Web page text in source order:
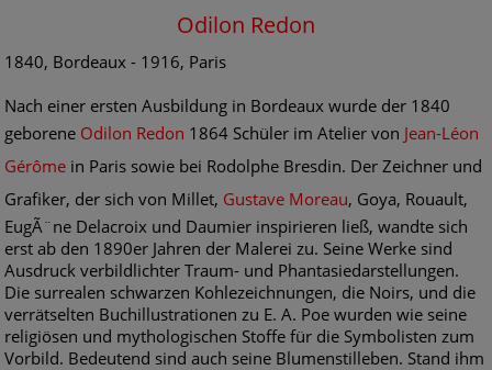
Odilon Redon
1840, Bordeaux - 1916, Paris
Nach einer ersten Ausbildung in Bordeaux wurde der 1840
geborene Odilon Redon 1864 Schüler im Atelier von Jean-Léon
Gérôme in Paris sowie bei Rodolphe Bresdin. Der Zeichner und
Grafiker, der sich von Millet, Gustave Moreau, Goya, Rouault,
EugÃ¨ne Delacroix und Daumier inspirieren ließ, wandte sich
erst ab den 1890er Jahren der Malerei zu. Seine Werke sind
Ausdruck verbildlichter Traum- und Phantasiedarstellungen.
Die surrealen schwarzen Kohlezeichnungen, die Noirs, und die
verrätselten Buchillustrationen zu E. A. Poe wurden wie seine
religiösen und mythologischen Stoffe für die Symbolisten zum
Vorbild. Bedeutend sind auch seine Blumenstilleben. Stand ihm